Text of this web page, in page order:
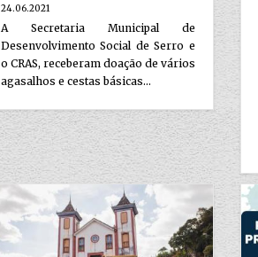
24.06.2021
A Secretaria Municipal de
Desenvolvimento Social de Serro e
o CRAS, receberam doação de vários
agasalhos e cestas básicas...